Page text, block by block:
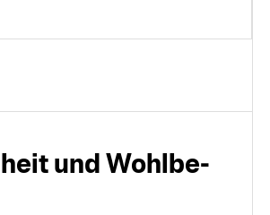
und Wohl­be­